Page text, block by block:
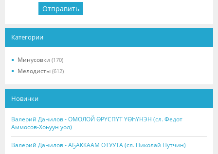
Отправить
Категории
Минусовки (170)
Мелодисты (612)
Новинки
Валерий Данилов - ОМОЛОЙ ӨРҮСПҮТ ҮӨҺҮНЭН (сл. Федот
Аммосов-Хоһуун уол)
Валерий Данилов - АҔАККААМ ОТУУТА (сл. Николай Нутчин)